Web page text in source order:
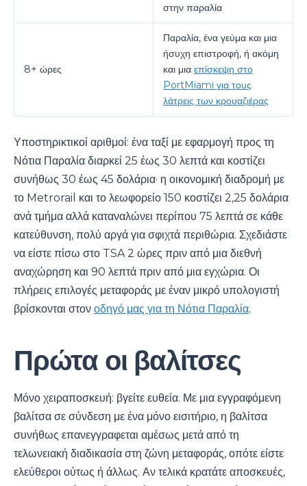
στην παραλία
8+ ώρες
Παραλία, ένα γεύμα και μια
ήσυχη επιστροφή, ή ακόμη
και μια επίσκεψη στο
PortMiami για τους
λάτρεις των κρουαζιέρας
Υποστηρικτικοί αριθμοί: ένα ταξί με εφαρμογή προς τη
Νότια Παραλία διαρκεί 25 έως 30 λεπτά και κοστίζει
συνήθως 30 έως 45 δολάρια· η οικονομική διαδρομή με
το Metrorail και το λεωφορείο 150 κοστίζει 2,25 δολάρια
ανά τμήμα αλλά καταναλώνει περίπου 75 λεπτά σε κάθε
κατεύθυνση, πολύ αργά για σφιχτά περιθώρια. Σχεδιάστε
να είστε πίσω στο TSA 2 ώρες πριν από μια διεθνή
αναχώρηση και 90 λεπτά πριν από μια εγχώρια. Οι
πλήρεις επιλογές μεταφοράς με έναν μικρό υπολογιστή
βρίσκονται στον οδηγό μας για τη Νότια Παραλία.
Πρώτα οι βαλίτσες
Μόνο χειραποσκευή: βγείτε ευθεία. Με μια εγγραφόμενη
βαλίτσα σε σύνδεση με ένα μόνο εισιτήριο, η βαλίτσα
συνήθως επανεγγραφεται αμέσως μετά από τη
τελωνειακή διαδικασία στη ζώνη μεταφοράς, οπότε είστε
ελεύθεροι ούτως ή άλλως. Αν τελικά κρατάτε αποσκευές,